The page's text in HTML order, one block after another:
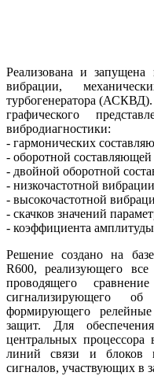
Реализована и запущена
вибрации,
турбогенератора
графического
вибродиагностики:
- гармонических
- оборотной
- двойной оборотной
- низкочастотной
- высокочастотной
- скачков значений
- коэффициента
Решение создано на
R600, реализующего
проводящего
сигнализирующего
формирующего
защит. Для
центральных процессора
линий связи и блоков
сигналов, участвующих в